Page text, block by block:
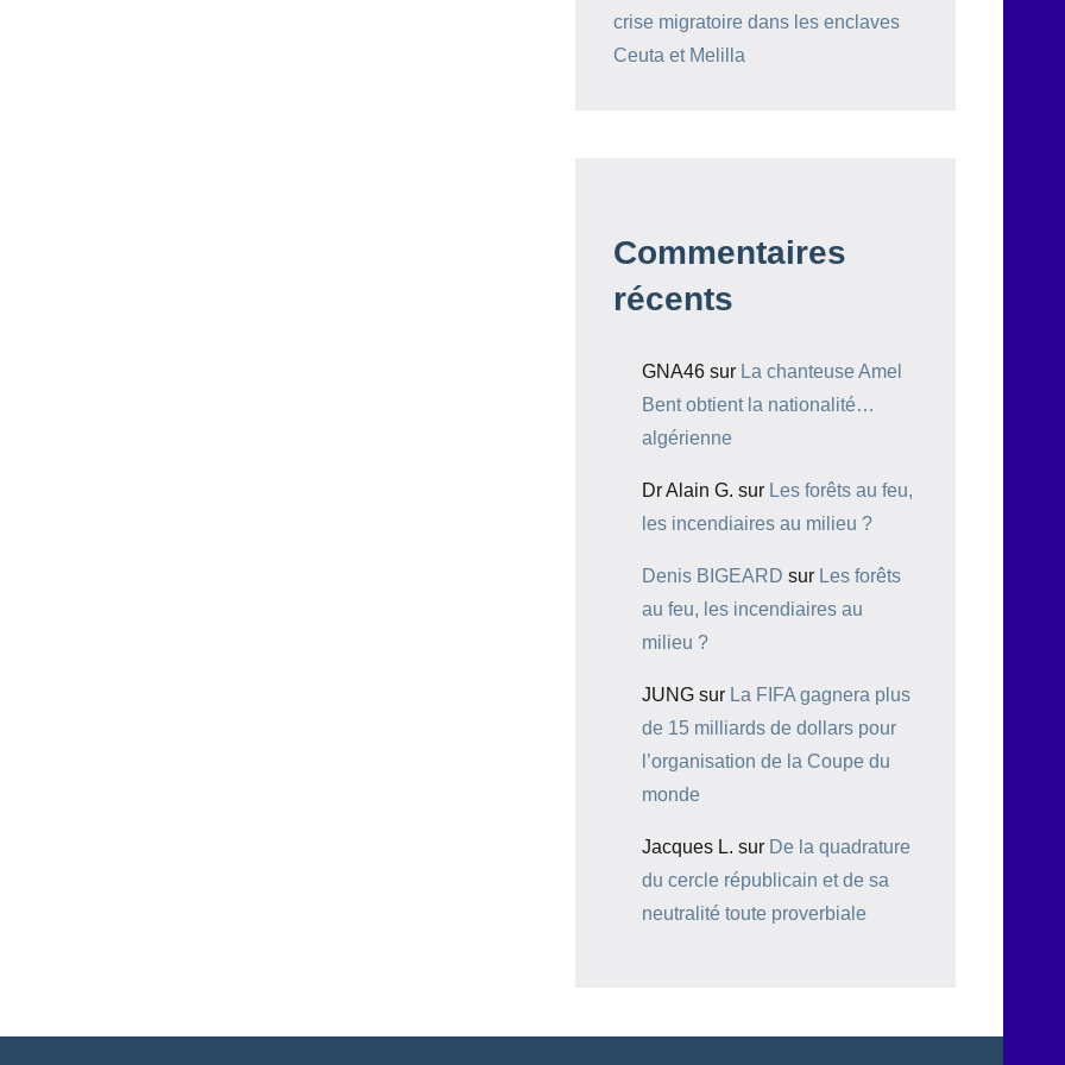
crise migratoire dans les enclaves
Ceuta et Melilla
Commentaires
récents
GNA46 sur La chanteuse Amel
Bent obtient la nationalité…
algérienne
Dr Alain G. sur Les forêts au feu,
les incendiaires au milieu ?
Denis BIGEARD sur Les forêts
au feu, les incendiaires au
milieu ?
JUNG sur La FIFA gagnera plus
de 15 milliards de dollars pour
l’organisation de la Coupe du
monde
Jacques L. sur De la quadrature
du cercle républicain et de sa
neutralité toute proverbiale